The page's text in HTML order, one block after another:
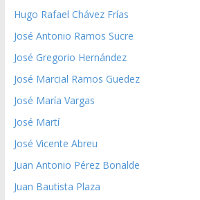
Hugo Rafael Chávez Frías
José Antonio Ramos Sucre
José Gregorio Hernández
José Marcial Ramos Guedez
José María Vargas
José Martí
José Vicente Abreu
Juan Antonio Pérez Bonalde
Juan Bautista Plaza